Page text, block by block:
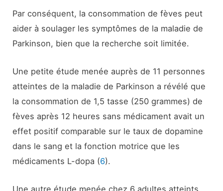
Par conséquent, la consommation de fèves peut
aider à soulager les symptômes de la maladie de
Parkinson, bien que la recherche soit limitée.
Une petite étude menée auprès de 11 personnes
atteintes de la maladie de Parkinson a révélé que
la consommation de 1,5 tasse (250 grammes) de
fèves après 12 heures sans médicament avait un
effet positif comparable sur le taux de dopamine
dans le sang et la fonction motrice que les
médicaments L-dopa (6).